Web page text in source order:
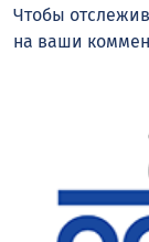
Чтобы
на ваши